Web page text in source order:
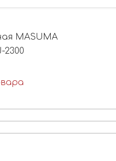
MASUMA
2300